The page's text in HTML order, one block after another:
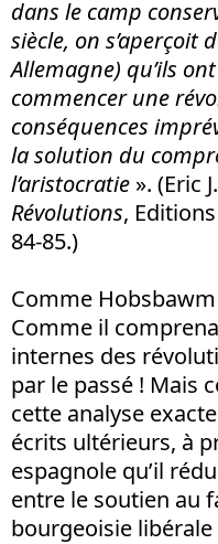
dans le camp
siècle, on s’aperçoit
Allemagne) qu’ils
commencer une
conséquences
la solution du
l’aristocratie ». (Eric
Révolutions,
84-85.)
Comme
Comme il
internes des
par le passé ! Mais
cette analyse
écrits ultérieurs, à
espagnole qu’il
entre le soutien au
bourgeoisie